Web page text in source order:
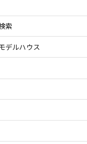
索
デルハウス